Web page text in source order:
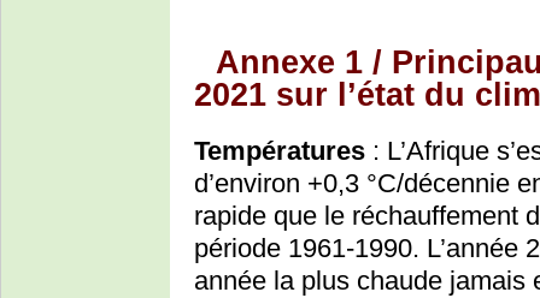
Annexe 1 /
2021 sur l’état du
Températures : L’Afrique
d’environ +0,3 °C/décennie
rapide que le réchauffement
période 1961-1990. L’année
année la plus chaude jamais